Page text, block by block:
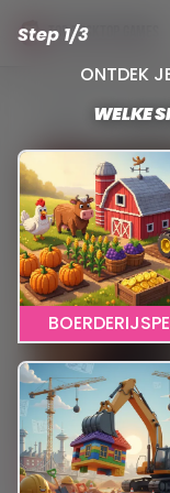
TOP DESKTOP GAMES
Step 1/3
ONTDEK
WELKE